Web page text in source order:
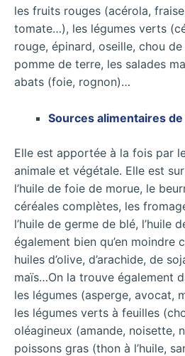
les fruits rouges (acérola,
tomate…), les légumes verts
rouge, épinard, oseille, chou
pomme de terre, les salades
abats (foie, rognon)…
Sources alimentaires de
Elle est apportée à la fois par
animale et végétale. Elle est
l’huile de foie de morue, le
céréales complètes, les
l’huile de germe de blé, l’huile
également bien qu’en moindre
huiles d’olive, d’arachide, de
maïs…On la trouve également
les légumes (asperge, avocat,
les légumes verts à feuilles
oléagineux (amande, noisette,
poissons gras (thon à l’huile,